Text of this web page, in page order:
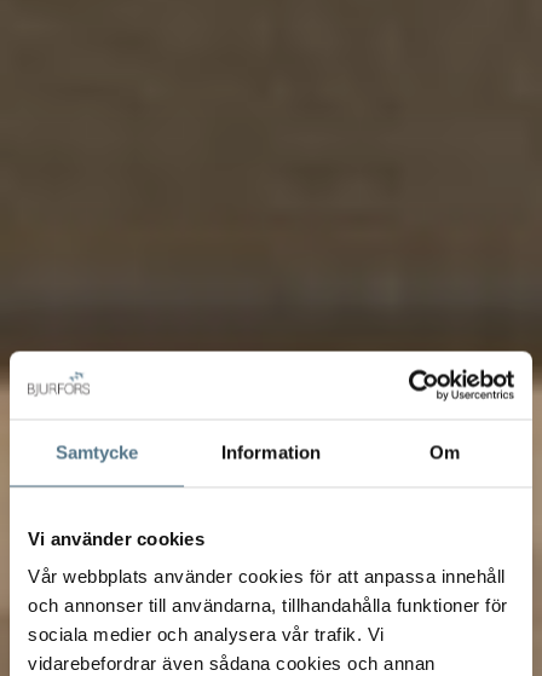
Samtycke Information Om
Vi använder cookies
Vår webbplats använder cookies för att anpassa innehåll
och annonser till användarna, tillhandahålla funktioner för
sociala medier och analysera vår trafik. Vi
vidarebefordrar även sådana cookies och annan